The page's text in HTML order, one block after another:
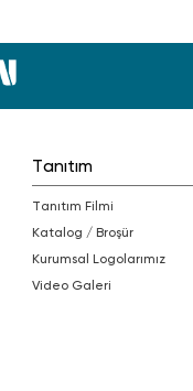
Tanıtım
Tanıtım Filmi
Katalog / Broşür
Kurumsal Logolarımız
Video Galeri